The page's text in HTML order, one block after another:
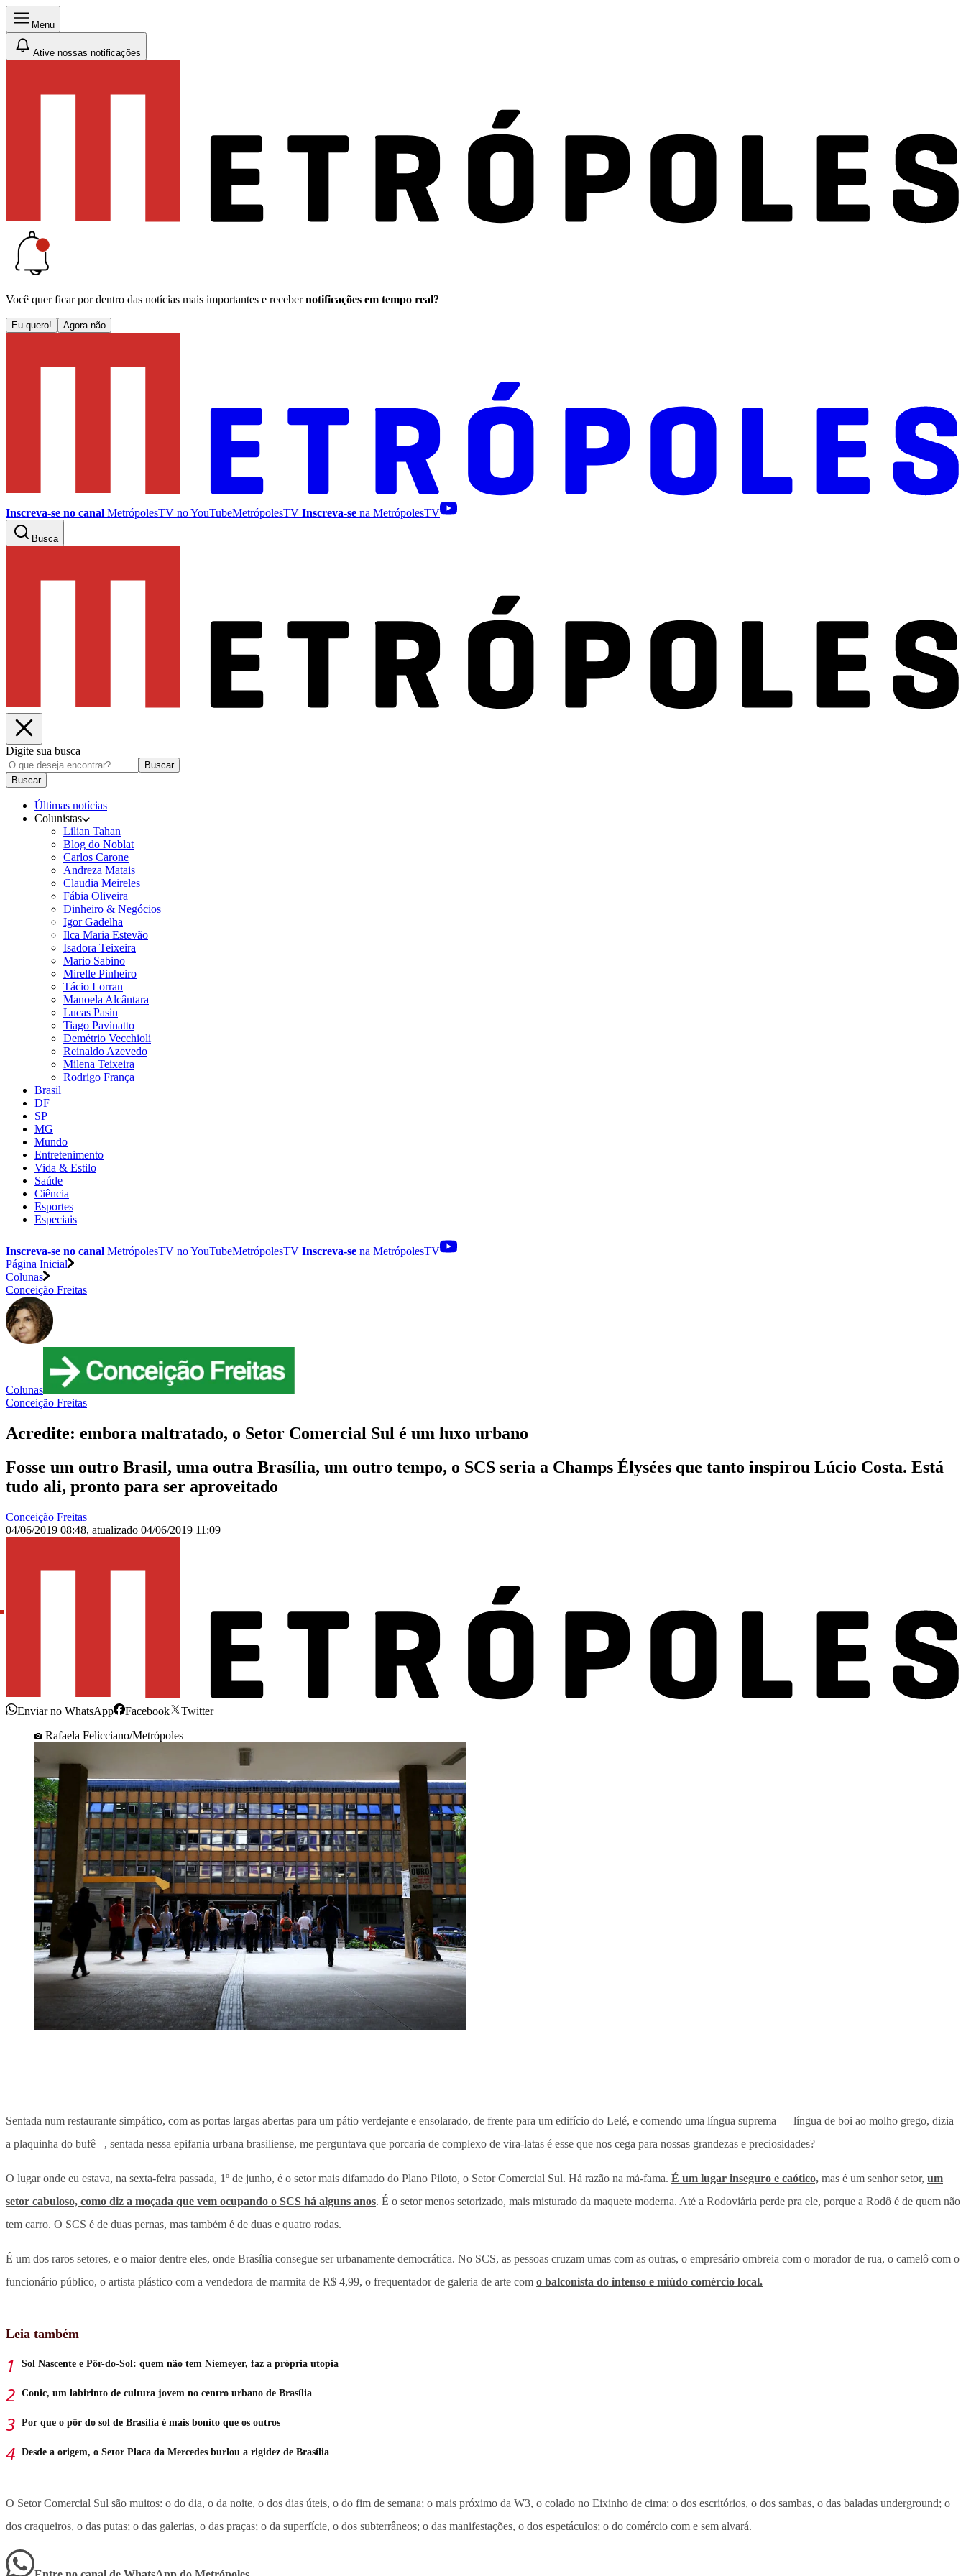
Menu
Ative nossas notificações
Você quer ficar por dentro das notícias mais importantes e receber notificações em tempo real?
Eu quero! Agora não
Inscreva-se no canal MetrópolesTV noYouTubeMetrópolesTV Inscreva-se na MetrópolesTV
Busca
Digite sua busca
Buscar
Buscar
Últimas notícias
Colunistas
Lilian Tahan
Blog do Noblat
Carlos Carone
Andreza Matais
Claudia Meireles
Fábia Oliveira
Dinheiro & Negócios
Igor Gadelha
Ilca Maria Estevão
Isadora Teixeira
Mario Sabino
Mirelle Pinheiro
Tácio Lorran
Manoela Alcântara
Lucas Pasin
Tiago Pavinatto
Demétrio Vecchioli
Reinaldo Azevedo
Milena Teixeira
Rodrigo França
Brasil
DF
SP
MG
Mundo
Entretenimento
Vida & Estilo
Saúde
Ciência
Esportes
Especiais
Inscreva-se no canal MetrópolesTV noYouTubeMetrópolesTV Inscreva-se na MetrópolesTV
Página Inicial
Colunas
Conceição Freitas
Colunas
Conceição Freitas
Acredite: embora maltratado, o Setor Comercial Sul é um luxo urbano
Fosse um outro Brasil, uma outra Brasília, um outro tempo, o SCS seria a Champs Élysées que tanto inspirou Lúcio Costa. Está
tudo ali, pronto para ser aproveitado
Conceição Freitas
04/06/2019 08:48, atualizado 04/06/2019 11:09
Enviar no WhatsApp Facebook
Twitter
Rafaela Felicciano/Metrópoles
Sentada num restaurante simpático, com as portas largas abertas para um pátio verdejante e ensolarado, de frente para um edifício do Lelé, e comendo uma língua suprema — língua de boi ao molho grego, dizia
a plaquinha do bufê –, sentada nessa epifania urbana brasiliense, me perguntava que porcaria de complexo de vira-latas é esse que nos cega para nossas grandezas e preciosidades?
O lugar onde eu estava, na sexta-feira passada, 1º de junho, é o setor mais difamado do Plano Piloto, o Setor Comercial Sul. Há razão na má-fama. É um lugar inseguro e caótico, mas é um senhor setor, um
setor cabuloso, como diz a moçada que vem ocupando o SCS há alguns anos. É o setor menos setorizado, mais misturado da maquete moderna. Até a Rodoviária perde pra ele, porque a Rodô é de quem não
tem carro. O SCS é de duas pernas, mas também é de duas e quatro rodas.
É um dos raros setores, e o maior dentre eles, onde Brasília consegue ser urbanamente democrática. No SCS, as pessoas cruzam umas com as outras, o empresário ombreia com o morador de rua, o camelô com o
funcionário público, o artista plástico com a vendedora de marmita de R$ 4,99, o frequentador de galeria de arte com o balconista do intenso e miúdo comércio local.
Leia também
Sol Nascente e Pôr-do-Sol: quem não tem Niemeyer, faz a própria utopia
Conic, um labirinto de cultura jovem no centro urbano de Brasília
Por que o pôr do sol de Brasília é mais bonito que os outros
Desde a origem, o Setor Placa da Mercedes burlou a rigidez de Brasília
O Setor Comercial Sul são muitos: o do dia, o da noite, o dos dias úteis, o do fim de semana; o mais próximo da W3, o colado no Eixinho de cima; o dos escritórios, o dos sambas, o das baladas underground; o
dos craqueiros, o das putas; o das galerias, o das praças; o da superfície, o dos subterrâneos; o das manifestações, o dos espetáculos; o do comércio com e sem alvará.